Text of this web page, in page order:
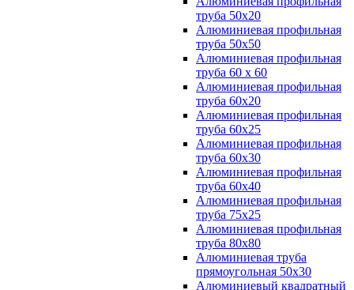
труба 50х20
Алюминиевая профильная
труба 50х50
Алюминиевая профильная
труба 60 х 60
Алюминиевая профильная
труба 60х20
Алюминиевая профильная
труба 60х25
Алюминиевая профильная
труба 60х30
Алюминиевая профильная
труба 60х40
Алюминиевая профильная
труба 75х25
Алюминиевая профильная
труба 80х80
Алюминиевая труба
прямоугольная 50х30
Алюминиевый квадратный